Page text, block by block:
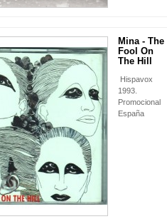
Mina - The
Fool On
The Hill
Hispavox
1993.
Promocional
España